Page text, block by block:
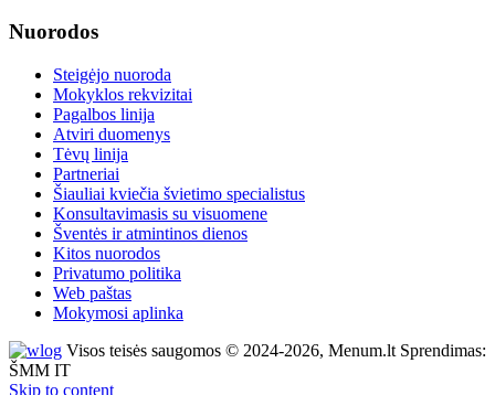
Nuorodos
Steigėjo nuoroda
Mokyklos rekvizitai
Pagalbos linija
Atviri duomenys
Tėvų linija
Partneriai
Šiauliai kviečia švietimo specialistus
Konsultavimasis su visuomene
Šventės ir atmintinos dienos
Kitos nuorodos
Privatumo politika
Web paštas
Mokymosi aplinka
Visos teisės saugomos © 2024-2026, Menum.lt Sprendimas:
ŠMM IT
Skip to content